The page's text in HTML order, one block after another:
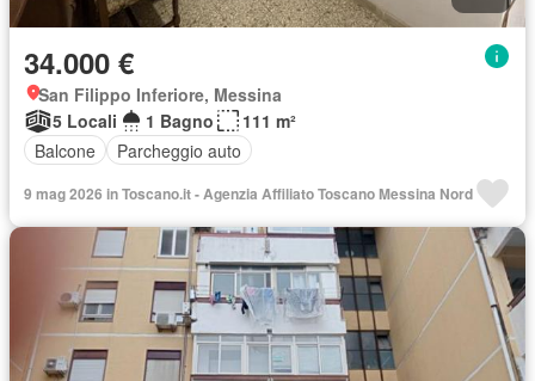
34.000 €
San Filippo Inferiore, Messina
5 Locali
1 Bagno
111 m²
Balcone
Parcheggio auto
9 mag 2026 in Toscano.it - Agenzia Affiliato Toscano Messina Nord